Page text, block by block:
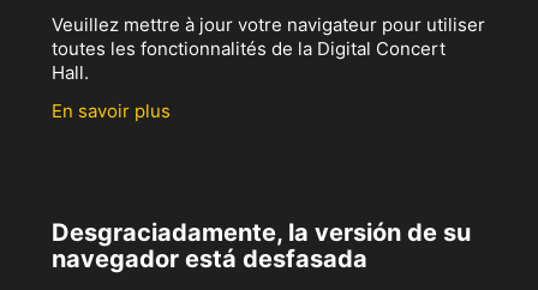
Veuillez mettre à jour votre navigateur pour utiliser
toutes les fonctionnalités de la Digital Concert
Hall.
En savoir plus
Desgraciadamente, la versión de su
navegador está desfasada